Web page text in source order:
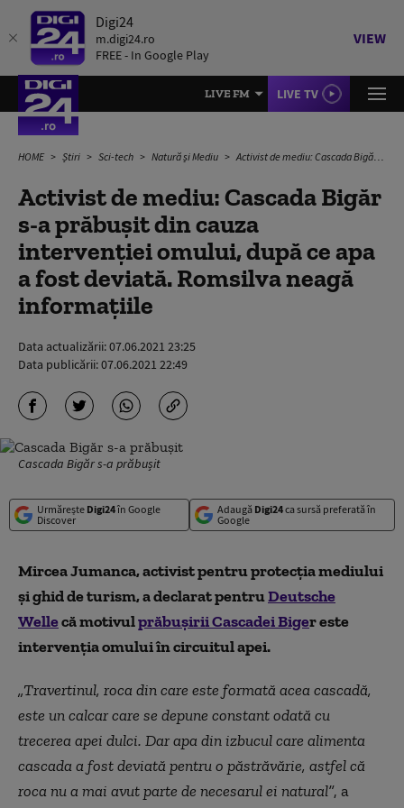
Digi24
m.digi24.ro
FREE - In Google Play
VIEW
LIVE FM LIVE TV
HOME Știri Sci-tech Natură și Mediu Activist de mediu: Cascada Bigăr s-a prăbușit din cauza intervenției omului, după ce apa a fost deviată. Romsilva neagă informațiile
Activist de mediu: Cascada Bigăr
s-a prăbușit din cauza
intervenției omului, după ce apa
a fost deviată. Romsilva neagă
informațiile
Data actualizării:07.06.2021 23:25
Data publicării:07.06.2021 22:49
Cascada Bigăr s-a prăbușit
Urmărește Digi24în Google
Discover
Adaugă Digi24ca sursă preferată în
Google
Mircea Jumanca, activist pentru protecția mediului
și ghid de turism, a declarat pentruDeutsche
Wellecă motivulprăbușirii Cascadei Biger este
intervenția omului în circuitul apei.
„Travertinul, roca din care este formată acea cascadă,
este un calcar care se depune constant odată cu
trecerea apei dulci. Dar apa din izbucul care alimenta
cascada a fost deviată pentru o păstrăvărie, astfel că
roca nu a mai avut parte de necesarul ei natural”, a